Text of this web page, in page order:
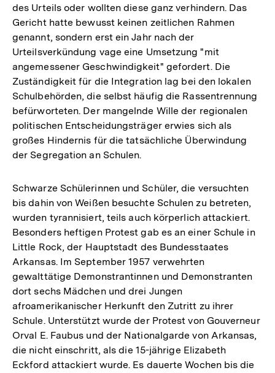
des Urteils oder wollten diese ganz verhindern. Das
Gericht hatte bewusst keinen zeitlichen Rahmen
genannt, sondern erst ein Jahr nach der
Urteilsverkündung vage eine Umsetzung "mit
angemessener Geschwindigkeit" gefordert. Die
Zuständigkeit für die Integration lag bei den lokalen
Schulbehörden, die selbst häufig die Rassentrennung
befürworteten. Der mangelnde Wille der regionalen
politischen Entscheidungsträger erwies sich als
großes Hindernis für die tatsächliche Überwindung
der Segregation an Schulen.
Schwarze Schülerinnen und Schüler, die versuchten
bis dahin von Weißen besuchte Schulen zu betreten,
wurden tyrannisiert, teils auch körperlich attackiert.
Besonders heftigen Protest gab es an einer Schule in
Little Rock, der Hauptstadt des Bundesstaates
Arkansas. Im September 1957 verwehrten
gewalttätige Demonstrantinnen und Demonstranten
dort sechs Mädchen und drei Jungen
afroamerikanischer Herkunft den Zutritt zu ihrer
Schule. Unterstützt wurde der Protest von Gouverneur
Orval E. Faubus und der Nationalgarde von Arkansas,
die nicht einschritt, als die 15-jährige Elizabeth
Eckford attackiert wurde. Es dauerte Wochen bis die